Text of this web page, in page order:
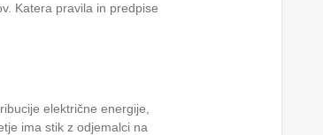
Katera pravila in predpise
električne energije,
ima stik z odjemalci na